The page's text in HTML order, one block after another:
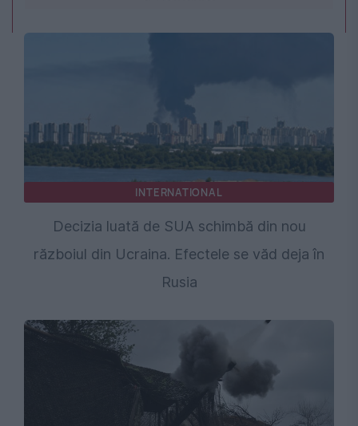
INTERNATIONAL
Decizia luată de SUA schimbă din nou
războiul din Ucraina. Efectele se văd deja în
Rusia